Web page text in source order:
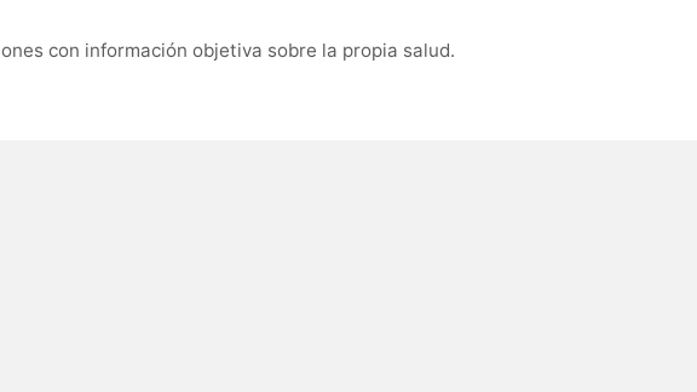
con información objetiva sobre la propia salud.